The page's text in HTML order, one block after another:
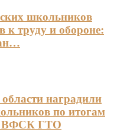
школьников
к труду и обороне:
наградили
по итогам
ВФСК ГТО